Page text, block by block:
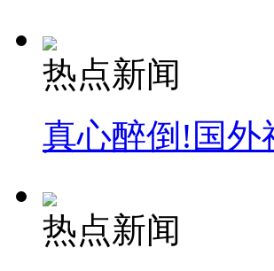
热点新闻
真心醉倒!国外
热点新闻